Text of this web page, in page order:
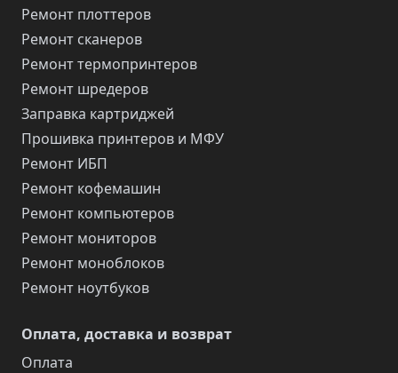
Ремонт плоттеров
Ремонт сканеров
Ремонт термопринтеров
Ремонт шредеров
Заправка картриджей
Прошивка принтеров и МФУ
Ремонт ИБП
Ремонт кофемашин
Ремонт компьютеров
Ремонт мониторов
Ремонт моноблоков
Ремонт ноутбуков
Оплата, доставка и возврат
Оплата